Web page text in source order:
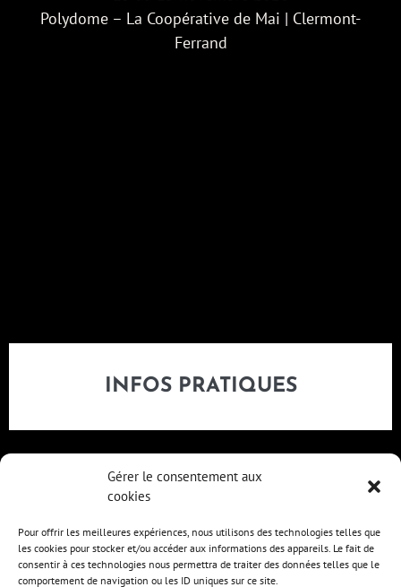
Gérer le consentement aux
cookies
Pour offrir les meilleures expériences, nous utilisons des technologies telles que
les cookies pour stocker et/ou accéder aux informations des appareils. Le fait de
consentir à ces technologies nous permettra de traiter des données telles que le
comportement de navigation ou les ID uniques sur ce site.
Polydome – La Coopérative de Mai | Clermont-
Ferrand
INFOS PRATIQUES